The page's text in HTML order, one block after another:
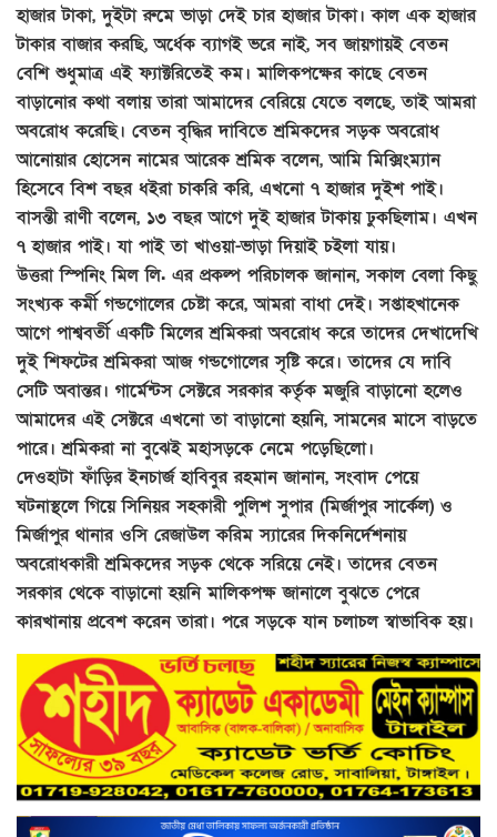
হাজার টাকা, দুইটা রুমে ভাড়া দেই চার হাজার টাকা। কাল এক হাজার
টাকার বাজার করছি, অর্ধেক ব্যাগই ভরে নাই, সব জায়গায়ই বেতন
বেশি শুধুমাত্র এই ফ্যাক্টরিতেই কম। মালিকপক্ষের কাছে বেতন
বাড়ানোর কথা বলায় তারা আমাদের বেরিয়ে যেতে বলছে, তাই আমরা
অবরোধ করেছি। বেতন বৃদ্ধির দাবিতে শ্রমিকদের সড়ক অবরোধ
আনোয়ার হোসেন নামের আরেক শ্রমিক বলেন, আমি মিক্সিংম্যান
হিসেবে বিশ বছর ধইরা চাকরি করি, এখনো ৭ হাজার দুইশ পাই।
বাসন্তী রাণী বলেন, ১৩ বছর আগে দুই হাজার টাকায় ঢুকছিলাম। এখন
৭ হাজার পাই। যা পাই তা খাওয়া-ভাড়া দিয়াই চইলা যায়।
উত্তরা স্পিনিং মিল লি. এর প্রকল্প পরিচালক জানান, সকাল বেলা কিছু
সংখ্যক কর্মী গন্ডগোলের চেষ্টা করে, আমরা বাধা দেই। সপ্তাহখানেক
আগে পাশ্ববর্তী একটি মিলের শ্রমিকরা অবরোধ করে তাদের দেখাদেখি
দুই শিফটের শ্রমিকরা আজ গন্ডগোলের সৃষ্টি করে। তাদের যে দাবি
সেটি অবান্তর। গার্মেন্টস সেক্টরে সরকার কর্তৃক মজুরি বাড়ানো হলেও
আমাদের এই সেক্টরে এখনো তা বাড়ানো হয়নি, সামনের মাসে বাড়তে
পারে। শ্রমিকরা না বুঝেই মহাসড়কে নেমে পড়েছিলো।
দেওহাটা ফাঁড়ির ইনচার্জ হাবিবুর রহমান জানান, সংবাদ পেয়ে
ঘটনাস্থলে গিয়ে সিনিয়র সহকারী পুলিশ সুপার (মির্জাপুর সার্কেল) ও
মির্জাপুর থানার ওসি রেজাউল করিম স্যারের দিকনির্দেশনায়
অবরোধকারী শ্রমিকদের সড়ক থেকে সরিয়ে নেই। তাদের বেতন
সরকার থেকে বাড়ানো হয়নি মালিকপক্ষ জানালে বুঝতে পেরে
কারখানায় প্রবেশ করেন তারা। পরে সড়কে যান চলাচল স্বাভাবিক হয়।